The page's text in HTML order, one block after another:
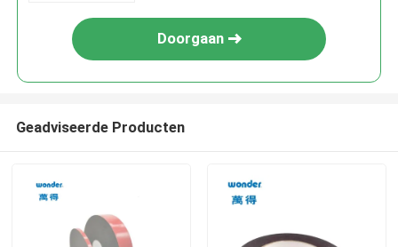
Doorgaan
Geadviseerde Producten